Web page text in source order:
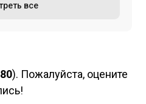
все
). Пожалуйста, оцените